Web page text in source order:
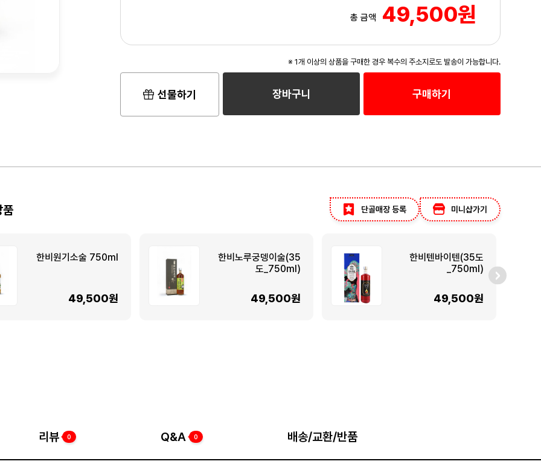
3/3
총 금액 49,500원
※ 1개 이상의 상품을 구매한 경우 복수의 주소지로도 발송이 가능합니다.
선물하기 장바구니 구매하기
품 단골매장 등록 미니샵가기
한비원기소술 750ml
49,500원
한비노루궁뎅이술(35
도_750ml)
49,500원
한비텐바이텐(35도
_750ml)
49,500원
리뷰 0 Q&A 0 배송/교환/반품